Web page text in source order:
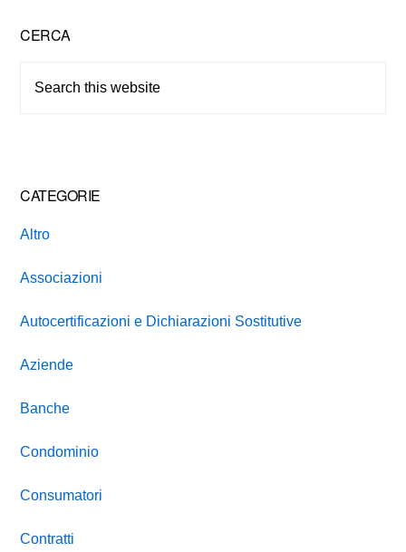
Primary
Sidebar
CERCA
CATEGORIE
Altro
Associazioni
Autocertificazioni e Dichiarazioni Sostitutive
Aziende
Banche
Condominio
Consumatori
Contratti